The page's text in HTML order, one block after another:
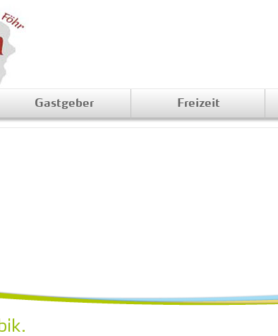
Gastgeber Freizeit